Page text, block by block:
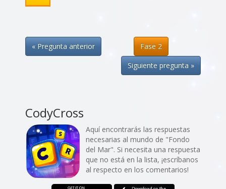
« Pregunta anterior
Fase 2
Siguiente pregunta »
CodyCross
Aquí encontrarás las respuestas
necesarias al mundo de "Fondo
del Mar". Si necesita una respuesta
que no está en la lista, ¡escríbanos
al respecto en los comentarios!